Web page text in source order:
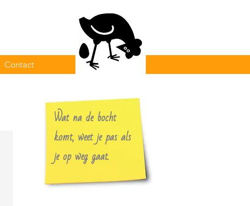
Contact
Wat na de bocht
komt, weet je pas als
je op weg gaat.